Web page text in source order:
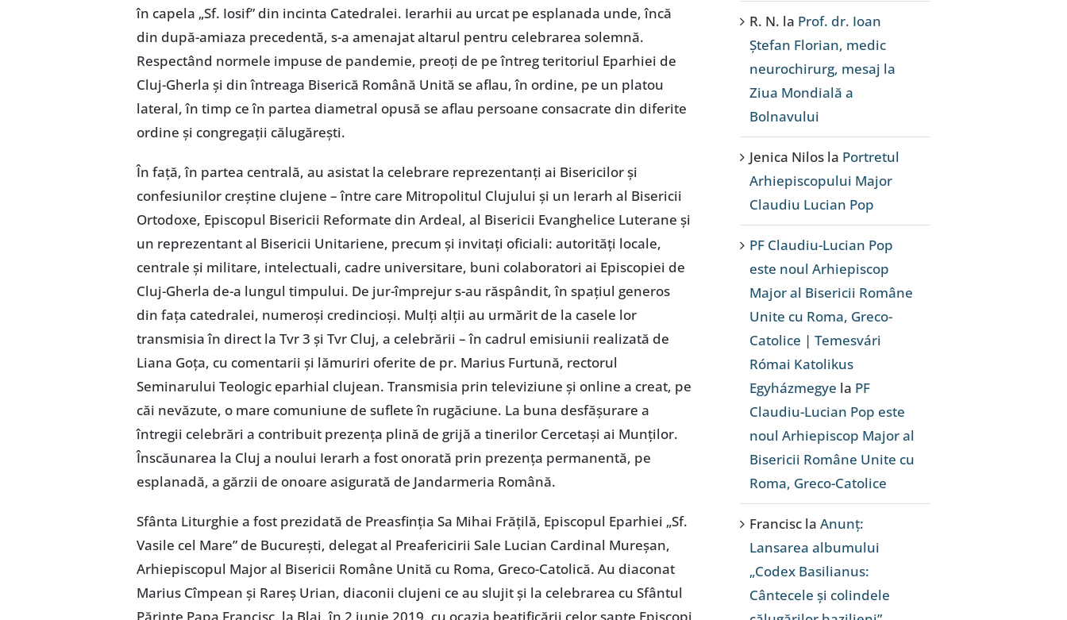
în capela „Sf. Iosif” din incinta Catedralei. Ierarhii au urcat pe esplanada unde, încă
din după-amiaza precedentă, s-a amenajat altarul pentru celebrarea solemnă.
Respectând normele impuse de pandemie, preoți de pe întreg teritoriul Eparhiei de
Cluj-Gherla și din întreaga Biserică Română Unită se aflau, în ordine, pe un platou
lateral, în timp ce în partea diametral opusă se aflau persoane consacrate din diferite
ordine și congregații călugărești.
În față, în partea centrală, au asistat la celebrare reprezentanți ai Bisericilor și
confesiunilor creștine clujene – între care Mitropolitul Clujului și un Ierarh al Bisericii
Ortodoxe, Episcopul Bisericii Reformate din Ardeal, al Bisericii Evanghelice Luterane și
un reprezentant al Bisericii Unitariene, precum și invitați oficiali: autorități locale,
centrale și militare, intelectuali, cadre universitare, buni colaboratori ai Episcopiei de
Cluj-Gherla de-a lungul timpului. De jur-împrejur s-au răspândit, în spațiul generos
din fața catedralei, numeroși credincioși. Mulți alții au urmărit de la casele lor
transmisia în direct la Tvr 3 și Tvr Cluj, a celebrării – în cadrul emisiunii realizată de
Liana Goța, cu comentarii și lămuriri oferite de pr. Marius Furtună, rectorul
Seminarului Teologic eparhial clujean. Transmisia prin televiziune și online a creat, pe
căi nevăzute, o mare comuniune de suflete în rugăciune. La buna desfășurare a
întregii celebrări a contribuit prezența plină de grijă a tinerilor Cercetași ai Munților.
Înscăunarea la Cluj a noului Ierarh a fost onorată prin prezența permanentă, pe
esplanadă, a gărzii de onoare asigurată de Jandarmeria Română.
Sfânta Liturghie a fost prezidată de Preasfinția Sa Mihai Frățilă, Episcopul Eparhiei „Sf.
Vasile cel Mare” de București, delegat al Preafericirii Sale Lucian Cardinal Mureșan,
Arhiepiscopul Major al Bisericii Române Unită cu Roma, Greco-Catolică. Au diaconat
Marius Cîmpean și Rareș Urian, diaconii clujeni ce au slujit și la celebrarea cu Sfântul
R. N. la Prof. dr. Ioan
Ștefan Florian, medic
neurochirurg, mesaj la
Ziua Mondială a
Bolnavului
Jenica Nilos la Portretul
Arhiepiscopului Major
Claudiu Lucian Pop
PF Claudiu-Lucian Pop
este noul Arhiepiscop
Major al Bisericii Române
Unite cu Roma, Greco-
Catolice | Temesvári
Római Katolikus
Egyházmegye la PF
Claudiu-Lucian Pop este
noul Arhiepiscop Major al
Bisericii Române Unite cu
Roma, Greco-Catolice
Francisc la Anunț:
Lansarea albumului
„Codex Basilianus:
Cântecele și colindele